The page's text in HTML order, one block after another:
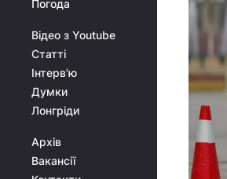
Погода
Відео з Youtube
Статті
Інтерв'ю
Думки
Лонгріди
Архів
Вакансії